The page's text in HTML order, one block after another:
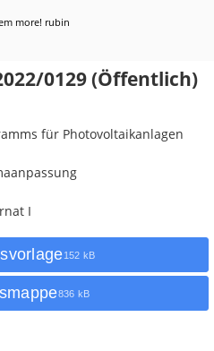
more! rubin
0129 (Öffentlich)
für Photovoltaikanlagen
I
152 kB
836 kB